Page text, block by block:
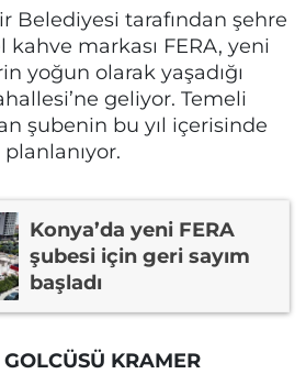
Belediyesi tarafından şehre
kahve markası FERA, yeni
yoğun olarak yaşadığı
geliyor. Temeli
şubenin bu yıl içerisinde
Konya’da yeni FERA
şubesi için geri sayım
başladı
KRAMER